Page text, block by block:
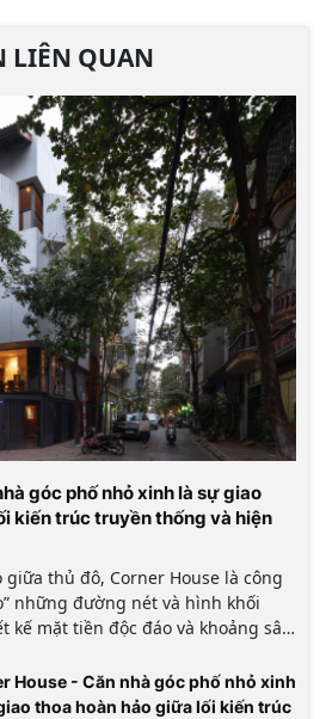
LIÊN QUAN
góc phố nhỏ xinh là sự giao
kiến trúc truyền thống và hiện
thủ đô, Corner House là công
những đường nét và hình khối
kế mặt tiền độc đáo và khoảng sân
với người qua đường ngay từ
House - Căn nhà góc phố nhỏ xinh
thoa hoàn hảo giữa lối kiến trúc